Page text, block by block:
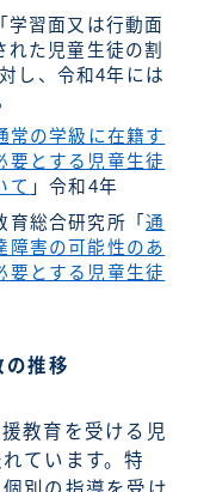
学習面又は行動面
た児童生徒の割
し、令和4年には
常の学級に在籍す
要とする児童生徒
て 」令和4年
育総合研究所「通
障害の可能性のあ
要とする児童生徒
の推移
教育を受ける児
ています。特